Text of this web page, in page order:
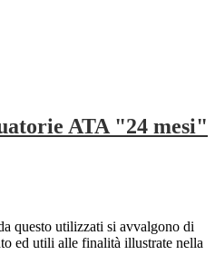
ATA "24 mesi"
questo utilizzati si avvalgono di
ed utili alle finalità illustrate nella